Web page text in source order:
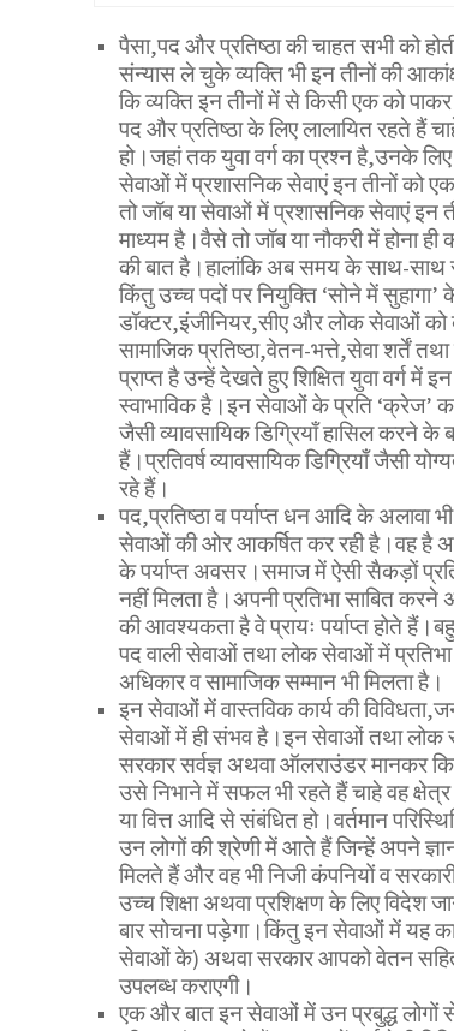
पैसा,पद और प्रतिष्ठा की चाहत सभी को
संन्यास ले चुके व्यक्ति भी इन तीनों की
कि व्यक्ति इन तीनों में से किसी एक को
पद और प्रतिष्ठा के लिए लालायित रहते हैं
हो।जहां तक युवा वर्ग का प्रश्न है,उनके
सेवाओं में प्रशासनिक सेवाएं इन तीनों को
तो जॉब या सेवाओं में प्रशासनिक सेवाएं इन
माध्यम है।वैसे तो जॉब या नौकरी में होना
की बात है।हालांकि अब समय के साथ-साथ
किंतु उच्च पदों पर नियुक्ति ‘सोने में
डॉक्टर,इंजीनियर,सीए और लोक सेवाओं को
सामाजिक प्रतिष्ठा,वेतन-भत्ते,सेवा शर्तें
प्राप्त है उन्हें देखते हुए शिक्षित युवा वर्ग में
स्वाभाविक है।इन सेवाओं के प्रति ‘क्रेज’
जैसी व्यावसायिक डिग्रियाँ हासिल करने
हैं।प्रतिवर्ष व्यावसायिक डिग्रियाँ जैसी
रहे हैं।
पद,प्रतिष्ठा व पर्याप्त धन आदि के
सेवाओं की ओर आकर्षित कर रही है।वह है
के पर्याप्त अवसर।समाज में ऐसी सैकड़ों
नहीं मिलता है।अपनी प्रतिभा साबित
की आवश्यकता है वे प्रायः पर्याप्त होते
पद वाली सेवाओं तथा लोक सेवाओं में प्रतिभा
अधिकार व सामाजिक सम्मान भी मिलता है।
इन सेवाओं में वास्तविक कार्य की
सेवाओं में ही संभव है।इन सेवाओं तथा लोक
सरकार सर्वज्ञ अथवा ऑलराउंडर मानकर
उसे निभाने में सफल भी रहते हैं चाहे वह क्षेत्र
या वित्त आदि से संबंधित हो।वर्तमान
उन लोगों की श्रेणी में आते हैं जिन्हें अपने
मिलते हैं और वह भी निजी कंपनियों व
उच्च शिक्षा अथवा प्रशिक्षण के लिए विदेश
बार सोचना पड़ेगा।किंतु इन सेवाओं में यह
सेवाओं के) अथवा सरकार आपको वेतन
उपलब्ध कराएगी।
एक और बात इन सेवाओं में उन प्रबुद्ध लोगों